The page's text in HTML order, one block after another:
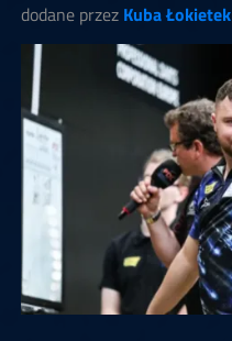
dodane przez Kuba Łokietek